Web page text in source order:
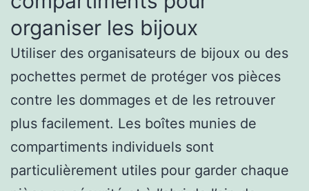
organiser les bijoux
Utiliser des organisateurs de bijoux ou des
pochettes permet de protéger vos pièces
contre les dommages et de les retrouver
plus facilement. Les boîtes munies de
compartiments individuels sont
particulièrement utiles pour garder chaque